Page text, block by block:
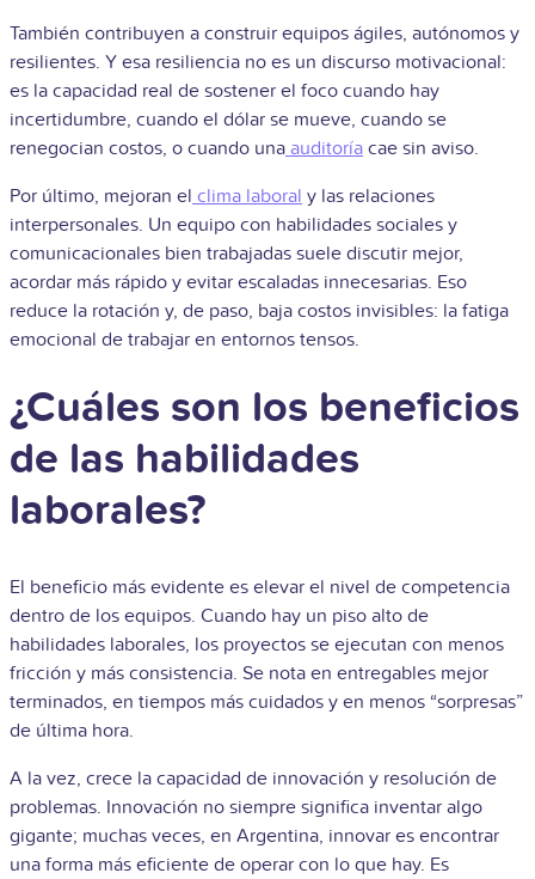
También contribuyen a construir equipos ágiles, autónomos y
resilientes. Y esa resiliencia no es un discurso motivacional:
es la capacidad real de sostener el foco cuando hay
incertidumbre, cuando el dólar se mueve, cuando se
renegocian costos, o cuando una auditoría cae sin aviso.
Por último, mejoran el clima laboral y las relaciones
interpersonales. Un equipo con habilidades sociales y
comunicacionales bien trabajadas suele discutir mejor,
acordar más rápido y evitar escaladas innecesarias. Eso
reduce la rotación y, de paso, baja costos invisibles: la fatiga
emocional de trabajar en entornos tensos.
¿Cuáles son los beneficios
de las habilidades
laborales?
El beneficio más evidente es elevar el nivel de competencia
dentro de los equipos. Cuando hay un piso alto de
habilidades laborales, los proyectos se ejecutan con menos
fricción y más consistencia. Se nota en entregables mejor
terminados, en tiempos más cuidados y en menos “sorpresas”
de última hora.
A la vez, crece la capacidad de innovación y resolución de
problemas. Innovación no siempre significa inventar algo
gigante; muchas veces, en Argentina, innovar es encontrar
una forma más eficiente de operar con lo que hay. Es